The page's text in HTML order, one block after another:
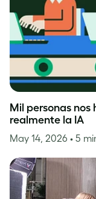
Mil personas
realmente la IA
May 14, 2026 • 5